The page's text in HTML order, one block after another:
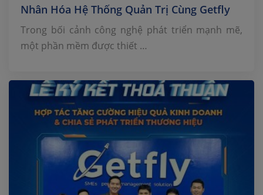
Nhân Hóa Hệ Thống Quản Trị Cùng Getfly
CRM
Trong bối cảnh công nghệ phát triển mạnh mẽ,
một phần mềm được thiết …